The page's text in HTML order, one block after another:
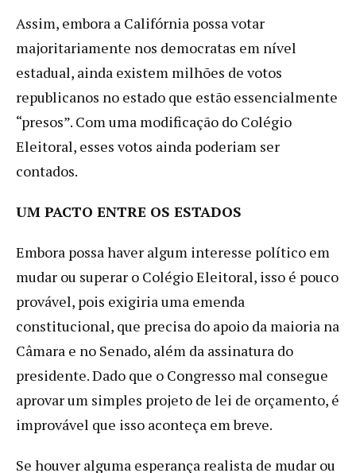
Assim, embora a Califórnia possa votar
majoritariamente nos democratas em nível
estadual, ainda existem milhões de votos
republicanos no estado que estão essencialmente
“presos”. Com uma modificação do Colégio
Eleitoral, esses votos ainda poderiam ser
contados.
UM PACTO ENTRE OS ESTADOS
Embora possa haver algum interesse político em
mudar ou superar o Colégio Eleitoral, isso é pouco
provável, pois exigiria uma emenda
constitucional, que precisa do apoio da maioria na
Câmara e no Senado, além da assinatura do
presidente. Dado que o Congresso mal consegue
aprovar um simples projeto de lei de orçamento, é
improvável que isso aconteça em breve.
Se houver alguma esperança realista de mudar ou